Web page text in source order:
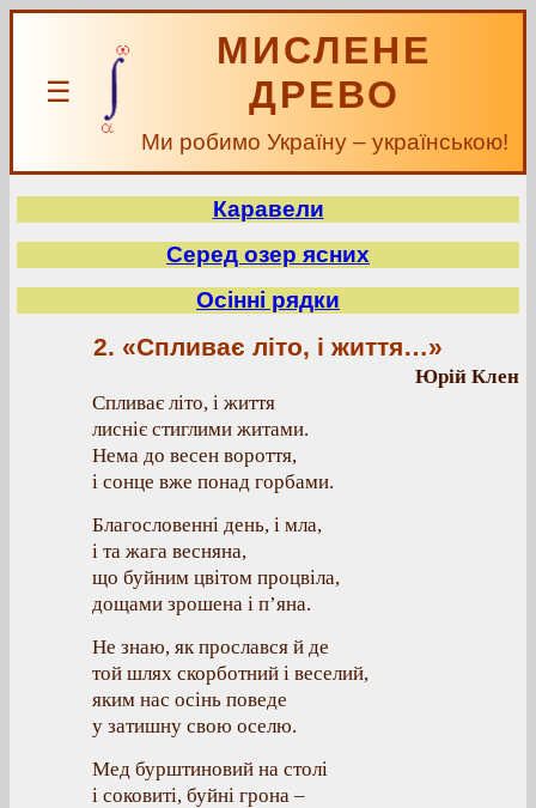
☰
МИСЛЕНЕ
ДРЕВО
Ми робимо Україну – українською!
Каравели
Серед озер ясних
Осінні рядки
2. «Спливає літо, і життя…»
Юрій Клен
Спливає літо, і життя
лисніє стиглими житами.
Нема до весен вороття,
і сонце вже понад горбами.
Благословенні день, і мла,
і та жага весняна,
що буйним цвітом процвіла,
дощами зрошена і п’яна.
Не знаю, як прослався й де
той шлях скорботний і веселий,
яким нас осінь поведе
у затишну свою оселю.
Мед бурштиновий на столі
і соковиті, буйні грона –